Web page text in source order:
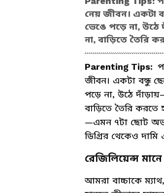
নেয় জীবন। একটা
ভেঙে পড়ে না,
না, বাড়িতে তৈরি
Parenting Tips:
জীবন। একটা বন্ধু
পড়ে না, উঠে
বাড়িতে তৈরি করতে
—এমন ৭টা ছোট
ডিগ্রির থেকেও
রেজিলিয়েন্স
আমরা বাচ্চাকে